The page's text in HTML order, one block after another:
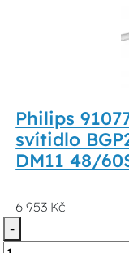
Philips
svítidlo
DM11 48/
6 953 Kč
-